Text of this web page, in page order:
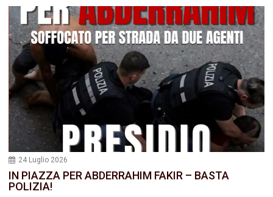
24 Luglio 2026
IN PIAZZA PER ABDERRAHIM FAKIR – BASTA
POLIZIA!